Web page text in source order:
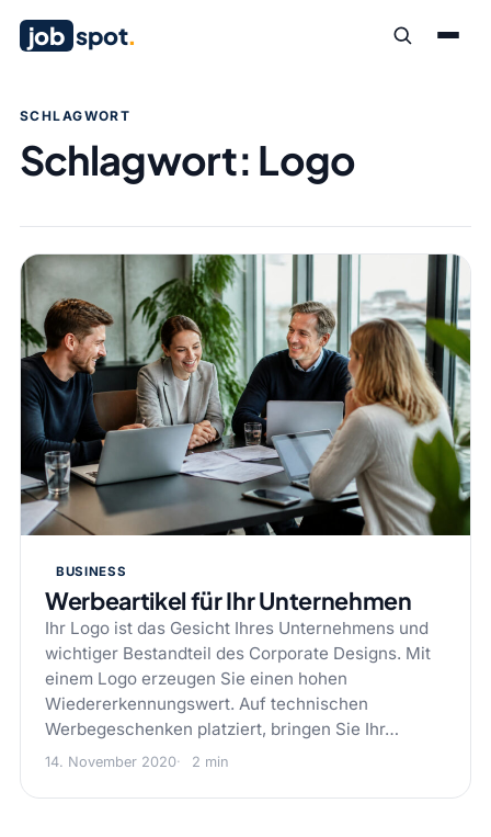
job spot.
SCHLAGWORT
Schlagwort: Logo
BUSINESS
Werbeartikel für Ihr Unternehmen
Ihr Logo ist das Gesicht Ihres Unternehmens und
wichtiger Bestandteil des Corporate Designs. Mit
einem Logo erzeugen Sie einen hohen
Wiedererkennungswert. Auf technischen
Werbegeschenken platziert, bringen Sie Ihr…
14. November 2020 2 min